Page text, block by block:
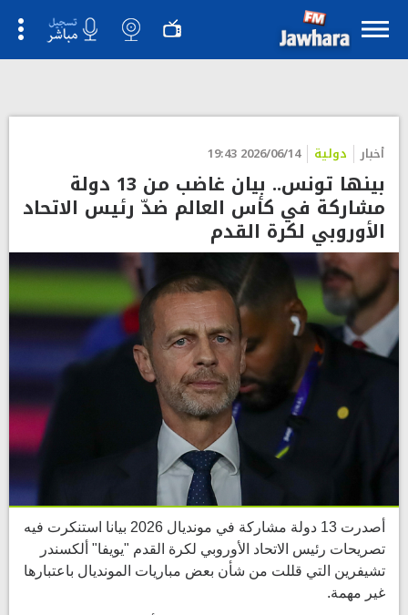
أخبار دولية 2026/06/14 19:43
بينها تونس.. بيان غاضب من 13 دولة
مشاركة في كأس العالم ضدّ رئيس الاتحاد
الأوروبي لكرة القدم
أصدرت 13 دولة مشاركة في مونديال 2026 بيانا استنكرت فيه
تصريحات رئيس الاتحاد الأوروبي لكرة القدم "يويفا" ألكسندر
تشيفرين التي قللت من شأن بعض مباريات المونديال باعتبارها
غير مهمة.